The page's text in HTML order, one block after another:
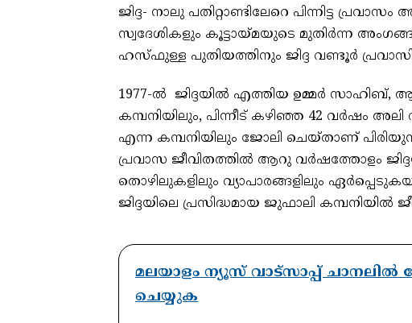
ജിദ്ദ- നാലു പതിറ്റാണ്ടിലേറെ പിന്നിട്ട
സ്വദേശികളും കൂട്ടായ്മയുടെ മുതിർന്ന
ഹസ്‌ഫുള്ള പുതിയത്തിനും ജിദ്ദ വണ്ടൂർ
1977-ൽ ജിദ്ദയിൽ എത്തിയ ഉമ്മർ സാഹിബ്,
കമ്പനിയിലും, പിന്നീട് കഴിഞ്ഞ 42 വർഷം അലി
എന്ന കമ്പനിയിലും ജോലി ചെയ്താണ്
പ്രവാസ ജീവിതത്തിൽ ആറു വർഷത്തോളം
തൊഴിലുകളിലും വ്യാപാരങ്ങളിലും
ജിദ്ദയിലെ പ്രസിദ്ധമായ ജുഫാലി കമ്പനിയിൽ
മലയാളം ന്യൂസ് വാട്സാപ്പ് ചാനലിൽ
ചെയ്യുക